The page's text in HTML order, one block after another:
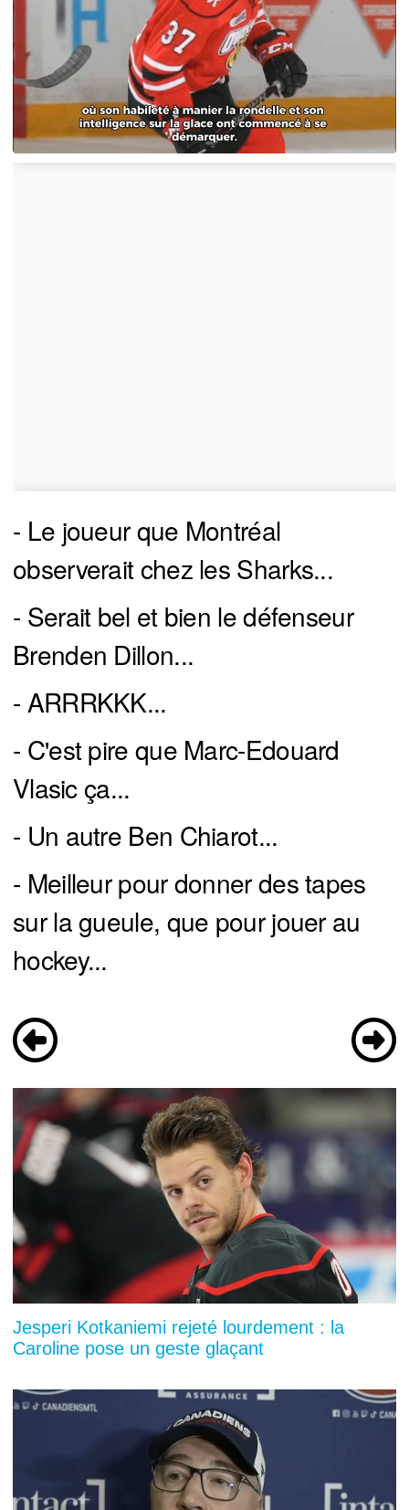
- Le joueur que Montréal
observerait chez les Sharks...
- Serait bel et bien le défenseur
Brenden Dillon...
- ARRRKKK...
- C'est pire que Marc-Edouard
Vlasic ça...
- Un autre Ben Chiarot...
- Meilleur pour donner des tapes
sur la gueule, que pour jouer au
hockey...
Jesperi Kotkaniemi rejeté lourdement : la
Caroline pose un geste glaçant